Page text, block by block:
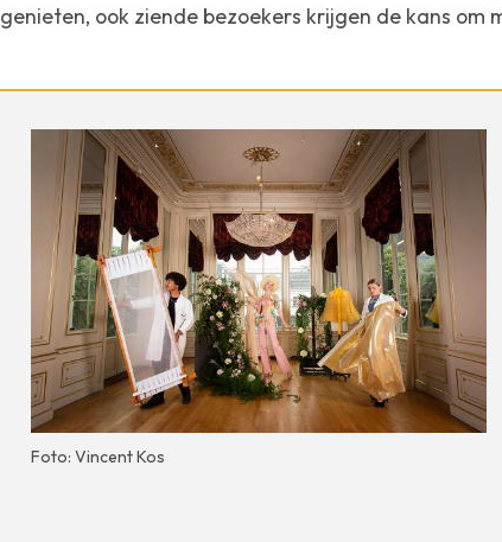
genieten, ook ziende bezoekers krijgen de kans om
Foto: Vincent Kos